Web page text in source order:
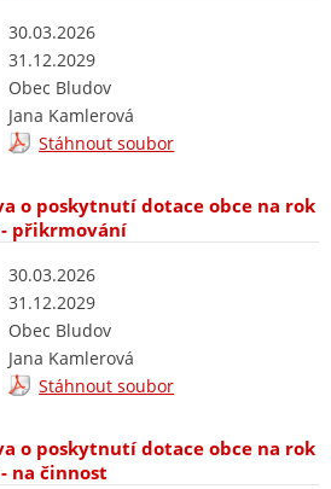
30.03.2026
31.12.2029
Obec Bludov
Jana Kamlerová
Stáhnout soubor
o poskytnutí dotace obce na rok
- přikrmování
30.03.2026
31.12.2029
Obec Bludov
Jana Kamlerová
Stáhnout soubor
o poskytnutí dotace obce na rok
- na činnost